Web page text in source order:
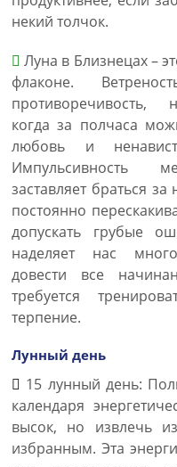
некий толчок.
Луна в Близнецах –
флаконе.
противоречивость,
когда за полчаса
любовь и
Импульсивность
заставляет браться
постоянно
допускать грубые
наделяет нас
довести все
требуется
терпение.
Лунный день
15 лунный день:
календаря
высок, но извлечь
избранным. Эта